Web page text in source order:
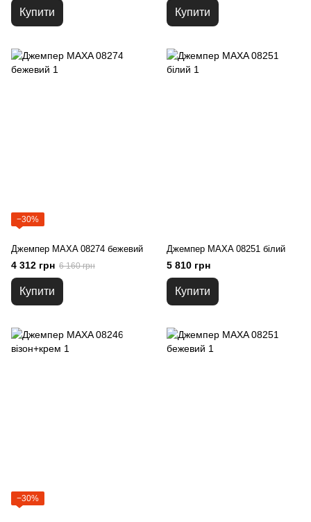
Купити Купити
−30%
Джемпер MAXA 08274 бежевий
4 312 грн 6 160 грн
Купити
Джемпер MAXA 08251 білий
5 810 грн
Купити
−30%